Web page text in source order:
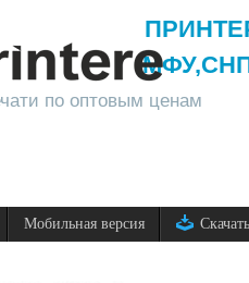
по оптовым ценам
МФУ,
Мобильная версия Скачать